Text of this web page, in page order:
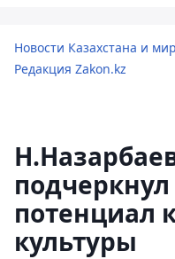
Новости Казахстана и
Редакция Zakon.kz
потенциал
культуры